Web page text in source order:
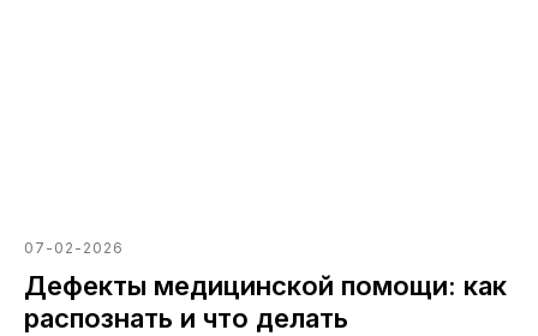
07-02-2026
Дефекты медицинской помощи: как
распознать и что делать